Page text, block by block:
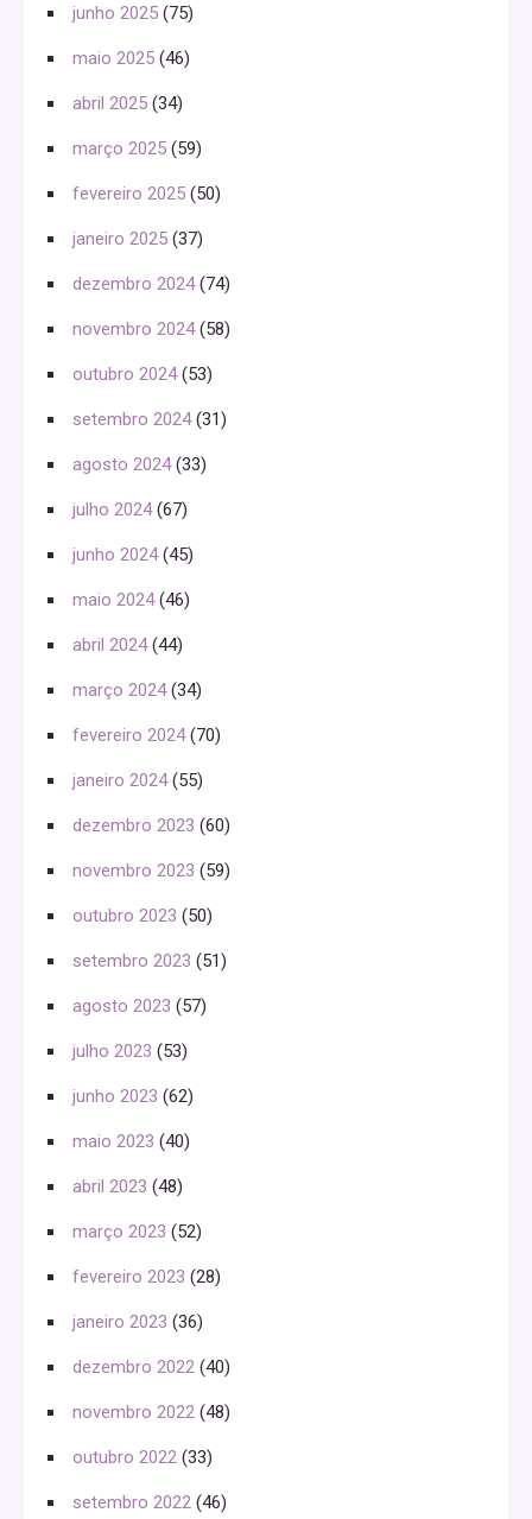
junho 2025 (75)
maio 2025 (46)
abril 2025 (34)
março 2025 (59)
fevereiro 2025 (50)
janeiro 2025 (37)
dezembro 2024(74)
novembro 2024(58)
outubro 2024(53)
setembro 2024(31)
agosto 2024(33)
julho 2024(67)
junho 2024(45)
maio 2024(46)
abril 2024(44)
março 2024(34)
fevereiro 2024(70)
janeiro 2024(55)
dezembro 2023 (60)
novembro 2023 (59)
outubro 2023 (50)
setembro 2023 (51)
agosto 2023 (57)
julho 2023 (53)
junho 2023 (62)
maio 2023 (40)
abril 2023 (48)
março 2023 (52)
fevereiro 2023 (28)
janeiro 2023 (36)
dezembro 2022 (40)
novembro 2022 (48)
outubro 2022 (33)
setembro 2022 (46)